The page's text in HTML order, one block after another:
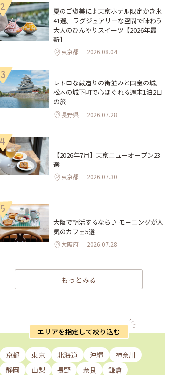
2
夏のご褒美に♪東京ホテル限定かき氷
41選。ラグジュアリーな空間で味わう
大人のひんやりスイーツ【2026年最
新】
東京都 2026.08.04
3
レトロな蔵造りの街並みと国宝の城。
松本の城下町で心ほぐれる週末1泊2日
の旅
長野県 2026.07.28
4
【2026年7月】東京ニューオープン23
選
東京都 2026.07.30
5
大阪で朝活するなら♪ モーニングが人
気のカフェ5選
大阪府 2026.07.28
もっとみる
エリアを指定して絞り込む
京都 東京 北海道 沖縄
神奈川
静岡
山梨 長野 奈良 鎌倉